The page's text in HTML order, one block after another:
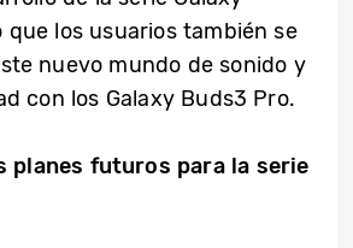
que los usuarios también se
nuevo mundo de sonido y
con los Galaxy Buds3 Pro.
planes futuros para la serie